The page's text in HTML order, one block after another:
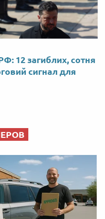
12 загиблих, сотня
сигнал для